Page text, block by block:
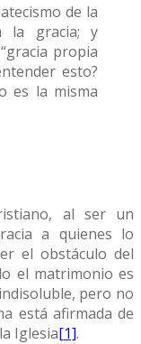
de la
la gracia; y
propia
esto?
es la misma
al ser un
a quienes lo
el obstáculo del
el matrimonio es
pero no
está afirmada de
Iglesia[1].